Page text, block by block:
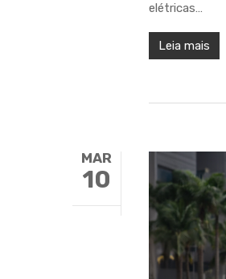
elétricas…
Leia mais
MAR
10